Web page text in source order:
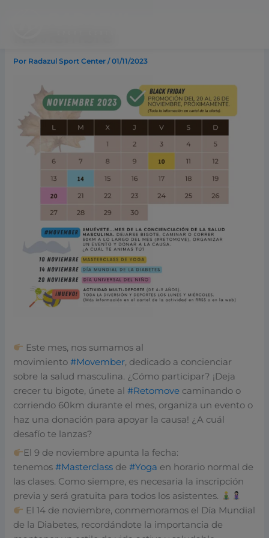
Por Radazul Sport Center/01/11/2023
Este mes, nos sumamos al
movimiento#Movember, dedicado a concienciar
sobre la salud masculina. ¿Cómo participar? ¡Deja
crecer tu bigote, únete al#Retomove caminando o
corriendo 60km durante el mes, organiza un evento o
haz una donación para apoyar la causa! ¿A cuál
desafío te lanzas?
El 9 de noviembre apunta la fecha:
tenemos#Masterclass de#Yoga en horario normal de
las clases. Como siempre, es necesaria la inscripción
previa y será gratuita para todos los asistentes.
El 14 de noviembre, conmemoramos el Día Mundial
de la Diabetes, recordándote la importancia de